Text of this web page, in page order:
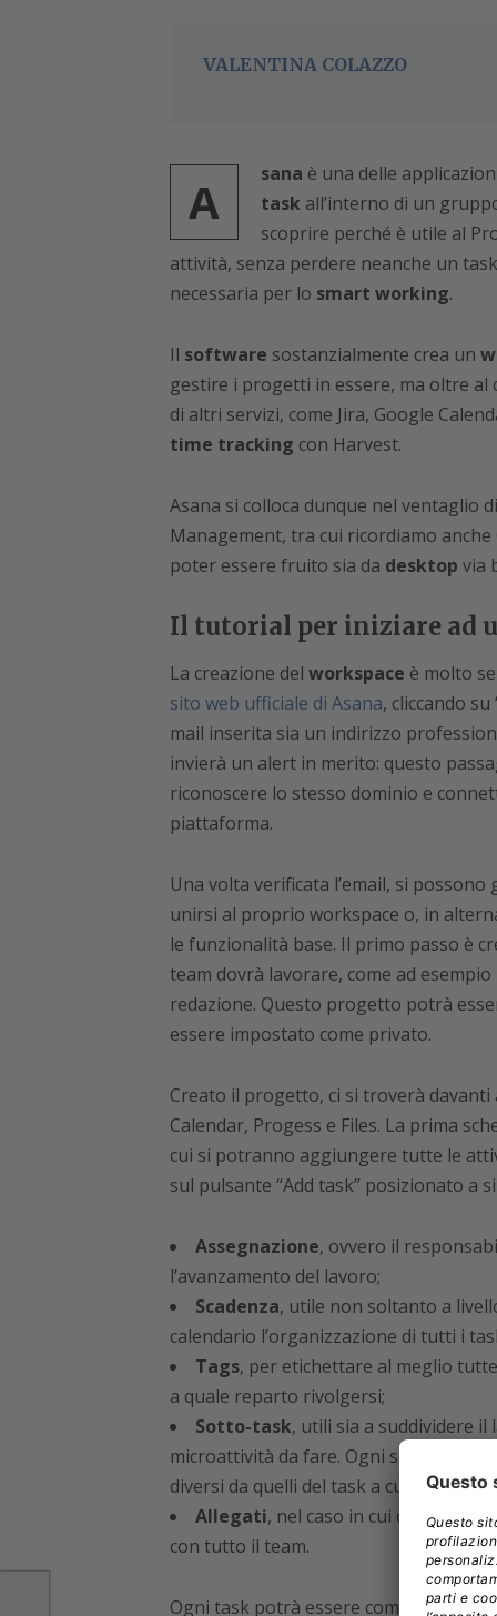
VALENTINA COLAZZO
A sana è una delle
taskall’interno di un
scoprire perché è utile al
attività, senza perdere neanche un
necessaria per lo smart working.
Il software sostanzialmente crea un
gestire i progetti in essere, ma oltre al
di altri servizi, come Jira, Google
time tracking con Harvest.
Asana si colloca dunque nel ventaglio
Management, tra cui ricordiamo anche
poter essere fruito sia da desktop via
Il tutorial per iniziare ad
La creazione del workspace è molto
sito web ufficiale di Asana, cliccando
mail inserita sia un indirizzo
invierà un alert in merito: questo
riconoscere lo stesso dominio e
piattaforma.
Una volta verificata l’email, si
unirsi al proprio workspace o, in
le funzionalità base. Il primo passo è
team dovrà lavorare, come ad
redazione. Questo progetto potrà
essere impostato come privato.
Creato il progetto, ci si troverà davanti
Calendar, Progess e Files. La prima
cui si potranno aggiungere tutte le
sul pulsante “Add task” posizionato a
Assegnazione, ovvero il
l’avanzamento del lavoro;
Scadenza, utile non soltanto a
calendario l’organizzazione di tutti i
Tags, per etichettare al meglio
a quale reparto rivolgersi;
Sotto-task, utili sia a suddividere il
microattività da fare. Ogni sottotask
diversi da quelli del task a cui fanno
Allegati, nel caso in cui occorra
con tutto il team.
Ogni task potrà essere commentato,